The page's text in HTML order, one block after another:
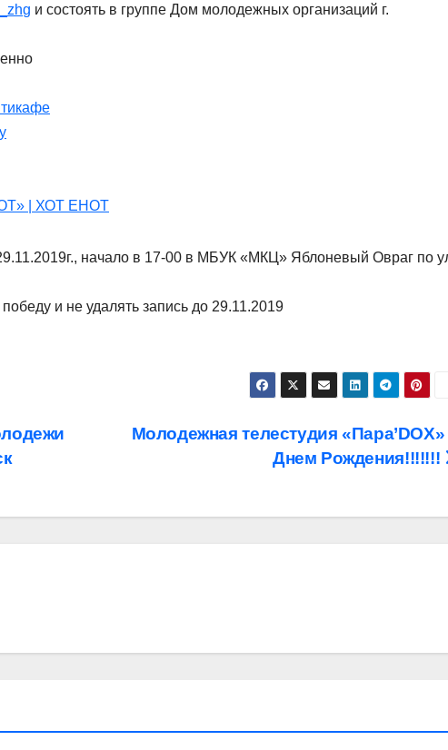
и состоять в группе Дом молодежных организаций г.
| ХОТ ЕНОТ
начало в 17-00 в МБУК «МКЦ» Яблоневый Овраг по
и не удалять запись до 29.11.2019
Молодежная телестудия
Днем Рождения!!!!!!!